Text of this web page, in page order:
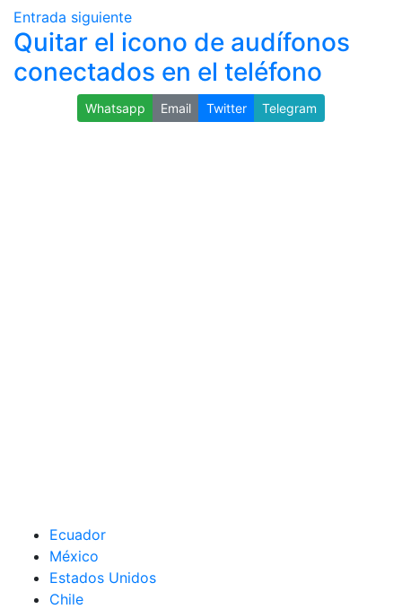
Entrada siguiente
Quitar el icono de audífonos
conectados en el teléfono
Whatsapp Email Twitter Telegram
Ecuador
México
Estados Unidos
Chile